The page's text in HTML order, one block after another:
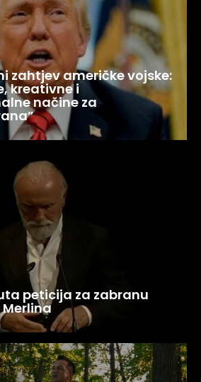
zahtjev američke vojske:
kreativne i
načine za
peticija za zabranu